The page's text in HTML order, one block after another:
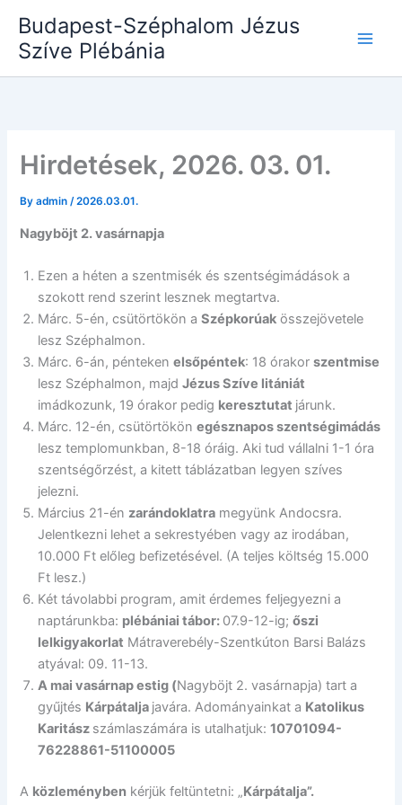
content
Budapest-Széphalom Jézus
Szíve Plébánia
Hirdetések, 2026. 03. 01.
Byadmin/2026.03.01.
Nagyböjt 2. vasárnapja
Ezen a héten a szentmisék és szentségimádások a
szokott rend szerint lesznek megtartva.
Márc. 5-én, csütörtökön aSzépkorúak összejövetele
lesz Széphalmon.
Márc. 6-án, péntekenelsőpéntek: 18 órakorszentmise
lesz Széphalmon, majdJézus Szíve litániát
imádkozunk, 19 órakor pedig keresztutat járunk.
Márc. 12-én, csütörtökönegésznapos szentségimádás
lesz templomunkban, 8-18 óráig. Aki tud vállalni 1-1 óra
szentségőrzést, a kitett táblázatban legyen szíves
jelezni.
Március 21-én zarándoklatra megyünk Andocsra.
Jelentkezni lehet a sekrestyében vagy az irodában,
10.000 Ft előleg befizetésével. (A teljes költség 15.000
Ft lesz.)
Két távolabbi program, amit érdemes feljegyezni a
naptárunkba: plébániai tábor: 07.9-12-ig;őszi
lelkigyakorlat Mátraverebély-Szentkúton Barsi Balázs
atyával: 09. 11-13.
A mai vasárnap estig (Nagyböjt 2. vasárnapja) tart a
gyűjtés Kárpátalja javára. Adományainkat a Katolikus
Karitász számlaszámára is utalhatjuk:10701094-
76228861-51100005
A közleményben kérjük feltüntetni: „Kárpátalja”.